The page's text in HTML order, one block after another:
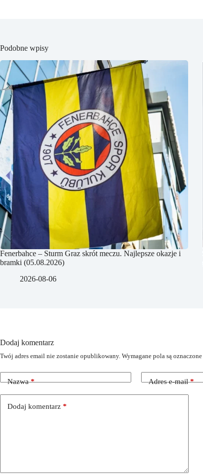
Podobne wpisy
Fenerbahce – Sturm Graz skrót meczu. Najlepsze okazje i
bramki (05.08.2026)
2026-08-06
Dodaj komentarz
Twój adres email nie zostanie opublikowany. Wymagane pola są oznaczone
Nazwa* Adres e-mail*
Dodaj komentarz *